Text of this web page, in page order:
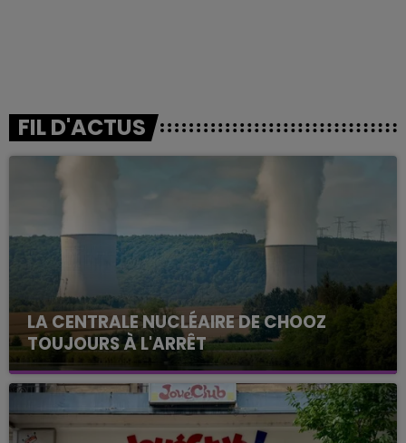
FIL D'ACTUS
LA CENTRALE NUCLÉAIRE DE CHOOZ
TOUJOURS À L'ARRÊT
Cela fait déjà une semaine que la centrale
nucléaire ardennaise est à l'arrêt. Une situation
justifiée par la sécheresse intense qui est toujours
présente.